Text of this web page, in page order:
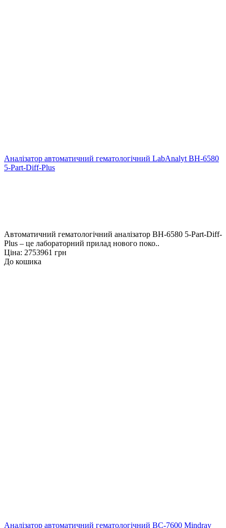
Аналізатор автоматичний гематологічний LabAnalyt BH-6580
5-Part-Diff-Plus
Автоматичний гематологічний аналізатор BH-6580 5-Part-Diff-
Plus – це лабораторний прилад нового поко..
Ціна: 2753961 грн
До кошика
Аналізатор автоматичний гематологічний ВС-7600 Mindray